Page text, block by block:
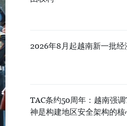
2026年8月起越南新一批经
TAC条约50周年：越南强
神是构建地区安全架构的核